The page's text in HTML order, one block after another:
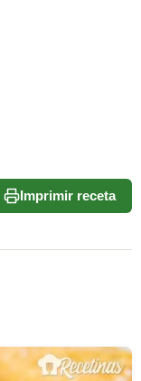
Imprimir receta